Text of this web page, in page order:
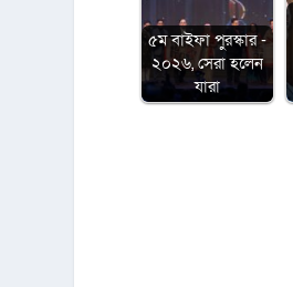
৫ম বাইফা পুরস্কার -
২০২৬, সেরা হলেন
যারা